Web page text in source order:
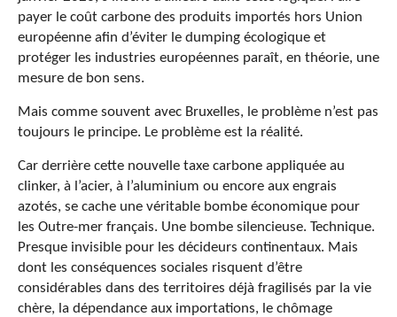
payer le coût carbone des produits importés hors Union
européenne afin d’éviter le dumping écologique et
protéger les industries européennes paraît, en théorie, une
mesure de bon sens.
Mais comme souvent avec Bruxelles, le problème n’est pas
toujours le principe. Le problème est la réalité.
Car derrière cette nouvelle taxe carbone appliquée au
clinker, à l’acier, à l’aluminium ou encore aux engrais
azotés, se cache une véritable bombe économique pour
les Outre-mer français. Une bombe silencieuse. Technique.
Presque invisible pour les décideurs continentaux. Mais
dont les conséquences sociales risquent d’être
considérables dans des territoires déjà fragilisés par la vie
chère, la dépendance aux importations, le chômage